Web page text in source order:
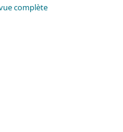
complète